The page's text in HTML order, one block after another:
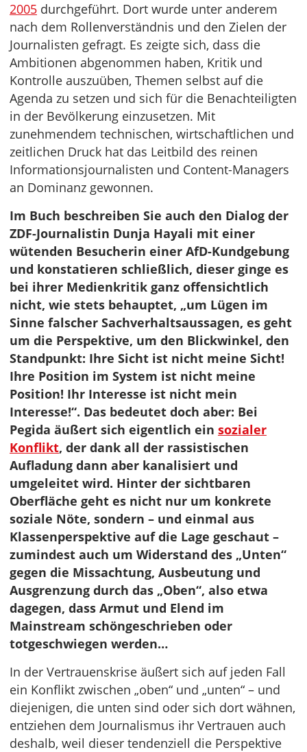
2005 durchgeführt. Dort wurde unter anderem
nach dem Rollenverständnis und den Zielen der
Journalisten gefragt. Es zeigte sich, dass die
Ambitionen abgenommen haben, Kritik und
Kontrolle auszuüben, Themen selbst auf die
Agenda zu setzen und sich für die Benachteiligten
in der Bevölkerung einzusetzen. Mit
zunehmendem technischen, wirtschaftlichen und
zeitlichen Druck hat das Leitbild des reinen
Informationsjournalisten und Content-Managers
an Dominanz gewonnen.
Im Buch beschreiben Sie auch den Dialog der
ZDF-Journalistin Dunja Hayali mit einer
wütenden Besucherin einer AfD-Kundgebung
und konstatieren schließlich, dieser ginge es
bei ihrer Medienkritik ganz offensichtlich
nicht, wie stets behauptet, „um Lügen im
Sinne falscher Sachverhaltsaussagen, es geht
um die Perspektive, um den Blickwinkel, den
Standpunkt: Ihre Sicht ist nicht meine Sicht!
Ihre Position im System ist nicht meine
Position! Ihr Interesse ist nicht mein
Interesse!“. Das bedeutet doch aber: Bei
Pegida äußert sich eigentlich ein sozialer
Konflikt, der dank all der rassistischen
Aufladung dann aber kanalisiert und
umgeleitet wird. Hinter der sichtbaren
Oberfläche geht es nicht nur um konkrete
soziale Nöte, sondern – und einmal aus
Klassenperspektive auf die Lage geschaut –
zumindest auch um Widerstand des „Unten“
gegen die Missachtung, Ausbeutung und
Ausgrenzung durch das „Oben“, also etwa
dagegen, dass Armut und Elend im
Mainstream schöngeschrieben oder
totgeschwiegen werden…
In der Vertrauenskrise äußert sich auf jeden Fall
ein Konflikt zwischen „oben“ und „unten“ – und
diejenigen, die unten sind oder sich dort wähnen,
entziehen dem Journalismus ihr Vertrauen auch
deshalb, weil dieser tendenziell die Perspektive